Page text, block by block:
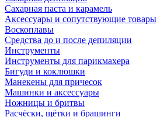
Сахарная паста и карамель
Аксессуары и сопутствующие товары
Воскоплавы
Средства до и после депиляции
Инструменты
Инструменты для парикмахера
Бигуди и коклюшки
Манекены для причесок
Машинки и аксессуары
Ножницы и бритвы
Расчёски, щётки и брашинги